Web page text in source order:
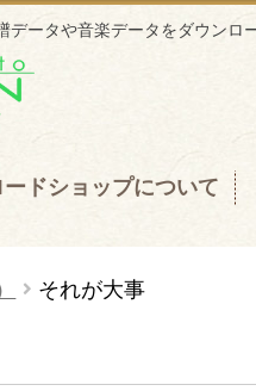
ータや音楽データをダウンロ
ドショップについて
それが大事